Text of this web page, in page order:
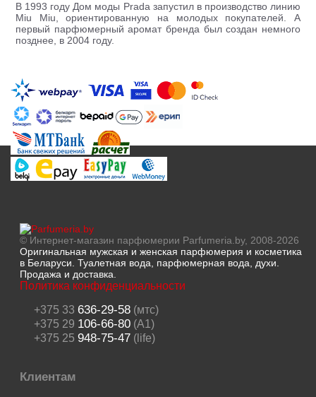
В 1993 году Дом моды Prada запустил в производство линию
Miu Miu, ориентированную на молодых покупателей. А
первый парфюмерный аромат бренда был создан немного
позднее, в 2004 году.
© Интернет-магазин парфюмерии Parfumeria.by, 2008-2026
Оригинальная мужская и женская парфюмерия и косметика
в Беларуси. Туалетная вода, парфюмерная вода, духи.
Продажа и доставка.
Политика конфиденциальности
+375 33 636-29-58(мтс)
+375 29 106-66-80(A1)
+375 25 948-75-47(life)
Клиентам